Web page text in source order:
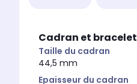
Cadran et bracelet
Taille du cadran
44,5 mm
Epaisseur du cadran